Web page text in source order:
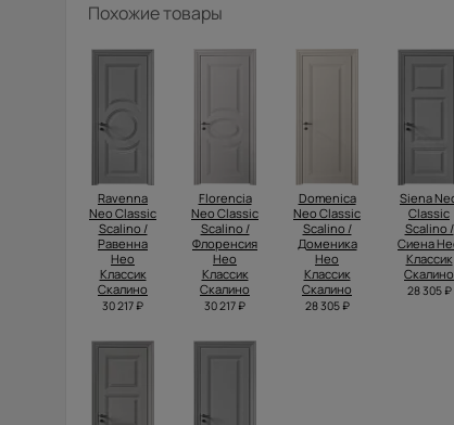
Похожие товары
Ravenna
Neo Classic
Scalino /
Равенна
Нео
Классик
Скалино
30 217 ₽
Florencia
Neo Classic
Scalino /
Флоренсия
Нео
Классик
Скалино
30 217 ₽
Domenica
Neo Classic
Scalino /
Доменика
Нео
Классик
Скалино
28 305 ₽
Siena
Classic
Scalino /
Сиена
Классик
Скалино
28 305 ₽